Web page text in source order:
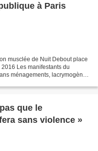
à Paris
musclée de Nuit Debout place
Les manifestants du
ménagements, lacrymogènes
que le
sans violence »